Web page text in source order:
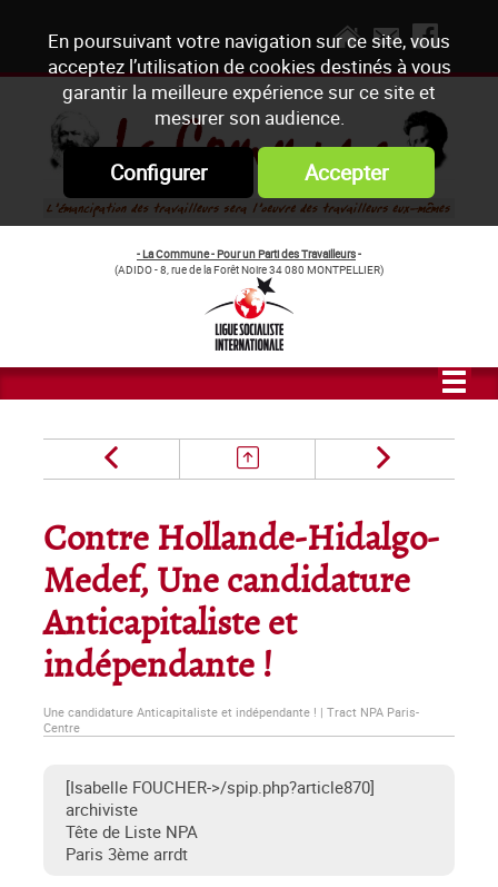
En poursuivant votre navigation sur ce site, vous
acceptez l’utilisation de cookies destinés à vous
garantir la meilleure expérience sur ce site et
mesurer son audience.
Configurer Accepter
- La Commune - Pour un Parti des Travailleurs-
(ADIDO - 8, rue de la Forêt Noire 34 080 MONTPELLIER)
Contre Hollande-Hidalgo-
Medef, Une candidature
Anticapitaliste et
indépendante !
Une candidature Anticapitaliste et indépendante ! | Tract NPA Paris-
Centre
[Isabelle FOUCHER->/spip.php?article870]
archiviste
Tête de Liste NPA
Paris 3ème arrdt